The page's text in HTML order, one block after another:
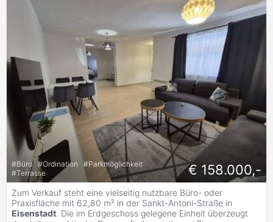
#Büro #Ordination #Parkmöglichkeit
#Terrasse € 158.000,-
Zum Verkauf steht eine vielseitig nutzbare Büro- oder
Praxisfläche mit 62,80 m² in der Sankt-Antoni-Straße in
Eisenstadt. Die im Erdgeschoss gelegene Einheit überzeugt